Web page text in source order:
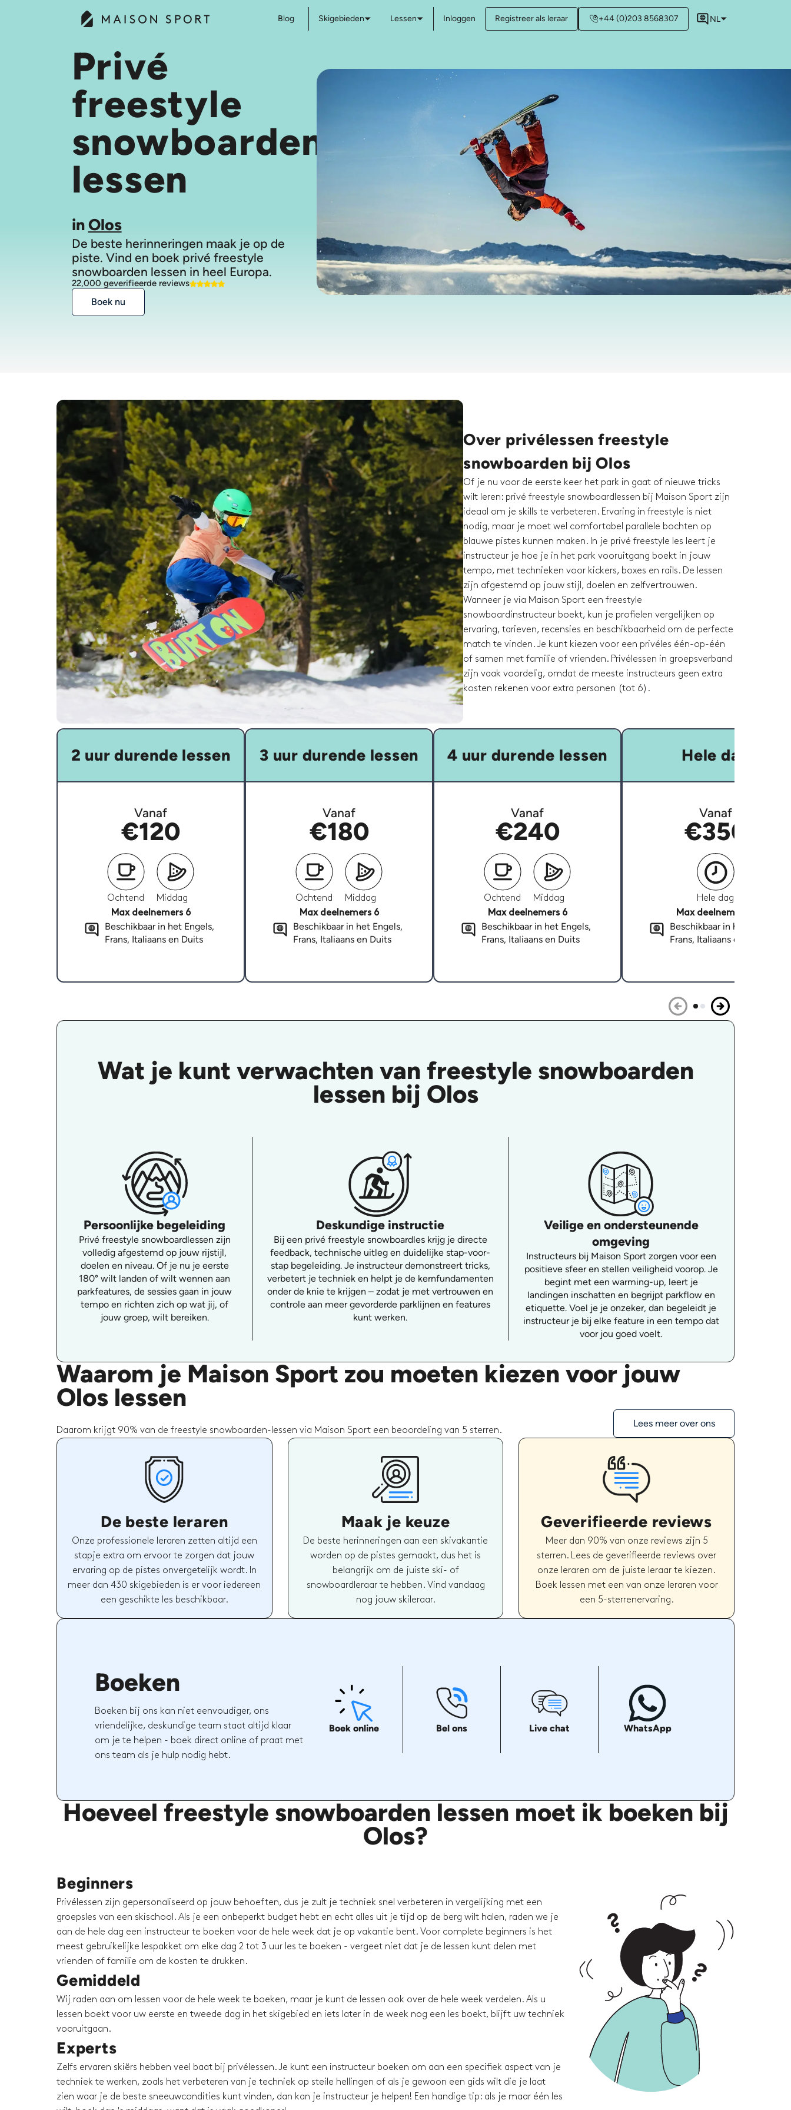
Blog Skigebieden Lessen Inloggen Registreer als leraar +44 (0)203 8568307 NL
Privé
freestyle
snowboarden
lessen
inOlos
De beste herinneringen maak je op de
piste. Vind en boek privé freestyle
snowboarden lessen in heel Europa.
22,000 geverifieerde reviews
Boek nu
Over privélessen freestyle
snowboarden bij Olos
Of je nu voor de eerste keer het park in gaat of nieuwe tricks
wilt leren: privé freestyle snowboardlessen bij Maison Sport zijn
ideaal om je skills te verbeteren. Ervaring in freestyle is niet
nodig, maar je moet wel comfortabel parallele bochten op
blauwe pistes kunnen maken. In je privé freestyle les leert je
instructeur je hoe je in het park vooruitgang boekt in jouw
tempo, met technieken voor kickers, boxes en rails. De lessen
zijn afgestemd op jouw stijl, doelen en zelfvertrouwen.
Wanneer je via Maison Sport een freestyle
snowboardinstructeur boekt, kun je profielen vergelijken op
ervaring, tarieven, recensies en beschikbaarheid om de perfecte
match te vinden. Je kunt kiezen voor een privéles één-op-één
of samen met familie of vrienden. Privélessen in groepsverband
zijn vaak voordelig, omdat de meeste instructeurs geen extra
kosten rekenen voor extra personen (tot 6).
2 uur durende lessen
Vanaf
€120
Ochtend
Middag
Max deelnemers 6
Beschikbaar in het Engels,
Frans, Italiaans en Duits
3 uur durende lessen
Vanaf
€180
Ochtend
Middag
Max deelnemers 6
Beschikbaar in het Engels,
Frans, Italiaans en Duits
4 uur durende lessen
Vanaf
€240
Ochtend
Middag
Max deelnemers 6
Beschikbaar in het Engels,
Frans, Italiaans en Duits
Hele dag
Vanaf
€350
Hele dag
Max deelnemers 6
Beschikbaar in het Engels,
Frans, Italiaans en Duits
Wat je kunt verwachten van freestyle snowboarden
lessen bij Olos
Persoonlijke begeleiding
Privé freestyle snowboardlessen zijn
volledig afgestemd op jouw rijstijl,
doelen en niveau. Of je nu je eerste
180° wilt landen of wilt wennen aan
parkfeatures, de sessies gaan in jouw
tempo en richten zich op wat jij, of
jouw groep, wilt bereiken.
Deskundige instructie
Bij een privé freestyle snowboardles krijg je directe
feedback, technische uitleg en duidelijke stap-voor-
stap begeleiding. Je instructeur demonstreert tricks,
verbetert je techniek en helpt je de kernfundamenten
onder de knie te krijgen – zodat je met vertrouwen en
controle aan meer gevorderde parklijnen en features
kunt werken.
Veilige en ondersteunende
omgeving
Instructeurs bij Maison Sport zorgen voor een
positieve sfeer en stellen veiligheid voorop. Je
begint met een warming-up, leert je
landingen inschatten en begrijpt parkflow en
etiquette. Voel je je onzeker, dan begeleidt je
instructeur je bij elke feature in een tempo dat
voor jou goed voelt.
Waarom je Maison Sport zou moeten kiezen voor jouw
Olos lessen
Daarom krijgt 90% van de freestyle snowboarden-lessen via Maison Sport een beoordeling van 5 sterren.
Lees meer over ons
De beste leraren
Onze professionele leraren zetten altijd een
stapje extra om ervoor te zorgen dat jouw
ervaring op de pistes onvergetelijk wordt. In
meer dan 430 skigebieden is er voor iedereen
een geschikte les beschikbaar.
Maak je keuze
De beste herinneringen aan een skivakantie
worden op de pistes gemaakt, dus het is
belangrijk om de juiste ski- of
snowboardleraar te hebben. Vind vandaag
nog jouw skileraar.
Geverifieerde reviews
Meer dan 90% van onze reviews zijn 5
sterren. Lees de geverifieerde reviews over
onze leraren om de juiste leraar te kiezen.
Boek lessen met een van onze leraren voor
een 5-sterrenervaring.
Boeken
Boeken bij ons kan niet eenvoudiger, ons
vriendelijke, deskundige team staat altijd klaar
om je te helpen - boek direct online of praat met
ons team als je hulp nodig hebt.
Boek online Bel ons Live chat WhatsApp
Hoeveel freestyle snowboarden lessen moet ik boeken bij
Olos?
Beginners
Privélessen zijn gepersonaliseerd op jouw behoeften, dus je zult je techniek snel verbeteren in vergelijking met een
groepsles van een skischool. Als je een onbeperkt budget hebt en echt alles uit je tijd op de berg wilt halen, raden we je
aan de hele dag een instructeur te boeken voor de hele week dat je op vakantie bent. Voor complete beginners is het
meest gebruikelijke lespakket om elke dag 2 tot 3 uur les te boeken - vergeet niet dat je de lessen kunt delen met
vrienden of familie om de kosten te drukken.
Gemiddeld
Wij raden aan om lessen voor de hele week te boeken, maar je kunt de lessen ook over de hele week verdelen. Als u
lessen boekt voor uw eerste en tweede dag in het skigebied en iets later in de week nog een les boekt, blijft uw techniek
vooruitgaan.
Experts
Zelfs ervaren skiërs hebben veel baat bij privélessen. Je kunt een instructeur boeken om aan een specifiek aspect van je
techniek te werken, zoals het verbeteren van je techniek op steile hellingen of als je gewoon een gids wilt die je laat
zien waar je de beste sneeuwcondities kunt vinden, dan kan je instructeur je helpen! Een handige tip: als je maar één les